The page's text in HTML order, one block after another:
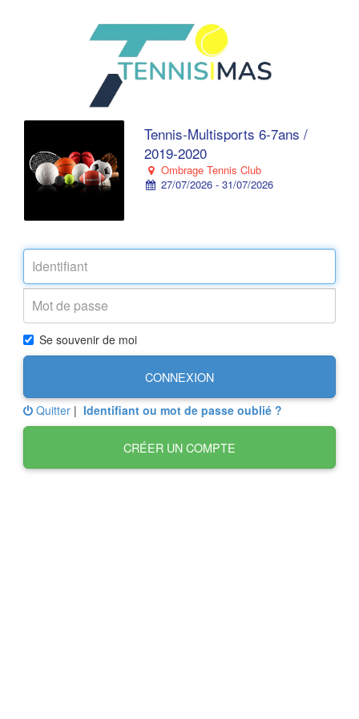
Tennis-Multisports 6-7ans /
2019-2020
Ombrage Tennis Club
27/07/2026 - 31/07/2026
Se souvenir de moi
CONNEXION
Quitter | Identifiant ou mot de passe oublié ?
CRÉER UN COMPTE